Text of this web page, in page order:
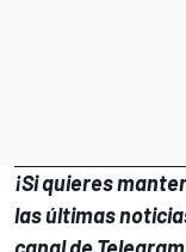
¡Si quieres
las últimas